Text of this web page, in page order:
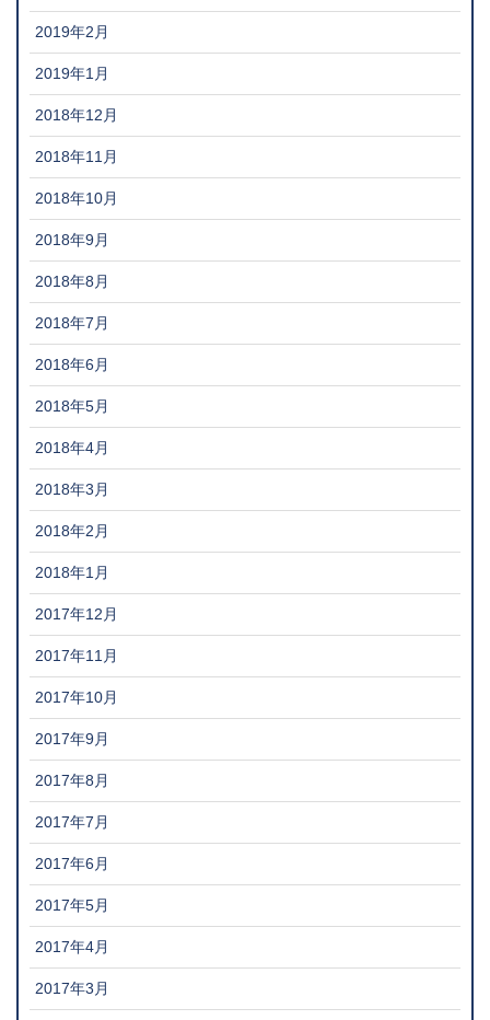
2019年2月
2019年1月
2018年12月
2018年11月
2018年10月
2018年9月
2018年8月
2018年7月
2018年6月
2018年5月
2018年4月
2018年3月
2018年2月
2018年1月
2017年12月
2017年11月
2017年10月
2017年9月
2017年8月
2017年7月
2017年6月
2017年5月
2017年4月
2017年3月